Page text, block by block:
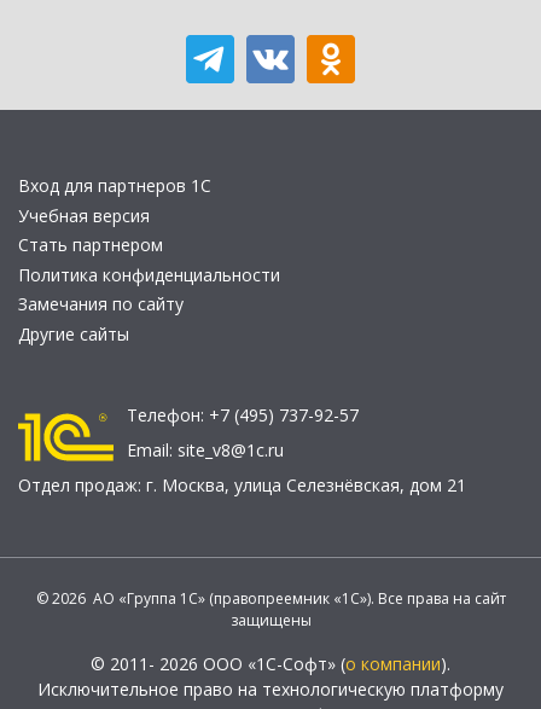
Вход для партнеров 1С
Учебная версия
Стать партнером
Политика конфиденциальности
Замечания по сайту
Другие сайты
Телефон: +7 (495) 737-92-57
Email: site_v8@1c.ru
Отдел продаж: г. Москва, улица Селезнёвская, дом 21
© 2026 АО «Группа 1С» (правопреемник «1С»). Все права на сайт
защищены
© 2011- 2026 ООО «1С-Софт» (о компании).
Исключительное право на технологическую платформу